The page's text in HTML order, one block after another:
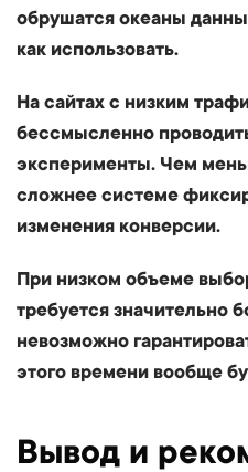
обрушатся океаны
как использовать.
На сайтах с низким
бессмысленно
эксперименты. Чем
сложнее системе
изменения конверсии.
При низком объеме
требуется значительно
невозможно
этого времени вообще
Вывод и